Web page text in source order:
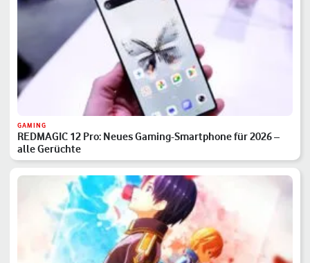
GAMING
REDMAGIC 12 Pro: Neues Gaming-Smartphone für 2026 –
alle Gerüchte